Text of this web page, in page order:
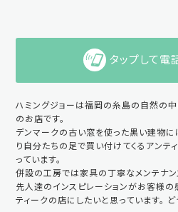
タップして電
ハミングジョーは福岡の糸島の自然の
のお店です。
デンマークの古い窓を使った黒い建物に
り自分たちの足で買い付けてくるアンテ
っています。
併設の工房では家具の丁寧なメンテナン
先人達のインスピレーションがお客様
ティークの店にしたいと思っています。 ど